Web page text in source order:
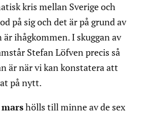
kris mellan Sverige och
på sig och det är på grund av
ihågkommen. I skuggan av
Stefan Löfven precis så
är när vi kan konstatera att
på nytt.
hölls till minne av de sex